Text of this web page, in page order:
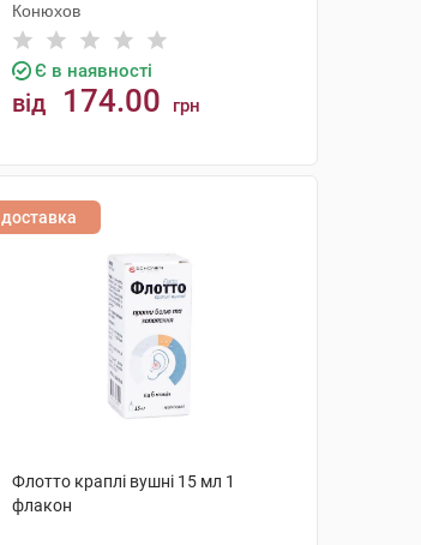
Конюхов
Є в наявності
від 174.00 грн
доставка
Флотто краплі вушні 15 мл 1
флакон